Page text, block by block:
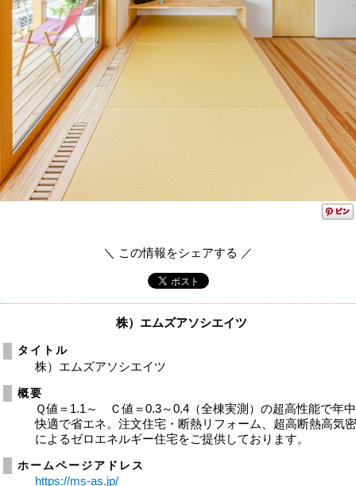
＼ この情報をシェアする ／
株）エムズアソシエイツ
タイトル
株）エムズアソシエイツ
概要
Ｑ値＝1.1～ Ｃ値＝0.3～0.4（全棟実測）の超高性能で年中
快適で省エネ。注文住宅・断熱リフォーム、超高断熱高気
によるゼロエネルギー住宅をご提供しております。
ホームページアドレス
https://ms-as.jp/